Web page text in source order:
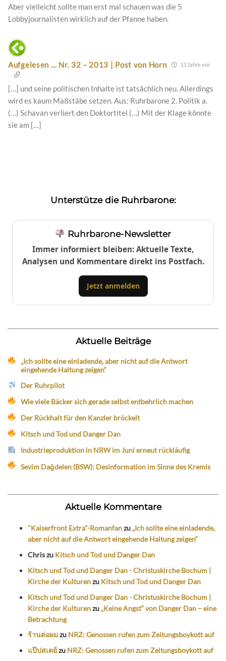
Aber vielleicht sollte man erst mal schauen was die 5
Lobbyjournalisten wirklich auf der Pfanne haben.
Aufgelesen … Nr. 32 – 2013 | Post von Horn 13 Jahre vor
[…] und seine politischen Inhalte ist tatsächlich neu. Allerdings
wird es kaum Maßstäbe setzen. Aus: Ruhrbarone 2. Politik a.
(…) Schavan verliert den Doktortitel (…) Mit der Klage könnte
sie am […]
Unterstütze die Ruhrbarone:
Ruhrbarone-Newsletter
Immer informiert bleiben: Aktuelle Texte,
Analysen und Kommentare direkt ins Postfach.
Jetzt anmelden
Aktuelle Beiträge
„Ich sollte eine einladende, aber nicht auf die Antwort
eingehende Haltung zeigen“
Der Ruhrpilot
Wie viele Bäcker sich gerade selbst entbehrlich machen
Der Rückhalt für den Kanzler bröckelt
Kitsch und Tod und Danger Dan
Industrieproduktion in NRW im Juni erneut rückläufig
Sevim Dağdelen (BSW): Desinformation im Sinne des Kremls
Aktuelle Kommentare
"Kaiserfront Extra"-Romanfanzu „Ich sollte eine einladende,
aber nicht auf die Antwort eingehende Haltung zeigen“
Chriszu Kitsch und Tod und Danger Dan
Kitsch und Tod und Danger Dan - Christuskirche Bochum |
Kirche der Kulturenzu Kitsch und Tod und Danger Dan
Kitsch und Tod und Danger Dan - Christuskirche Bochum |
Kirche der Kulturenzu „Keine Angst“ von Danger Dan – eine
Betrachtung
ร้านต่อผมzu NRZ: Genossen rufen zum Zeitungsboykott auf
แป๊ปสเตย์zu NRZ: Genossen rufen zum Zeitungsboykott auf